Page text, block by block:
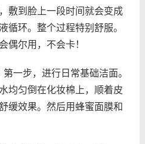
敷到脸上一段时间就会变成
循环。整个过程特别舒服。
偶尔用，不会卡！
一步，进行日常基础洁面。
均匀倒在化妆棉上，顺着皮
缓效果。然后用蜂蜜面膜和